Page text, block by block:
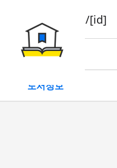
book/rent/[id]
대여
도서정보